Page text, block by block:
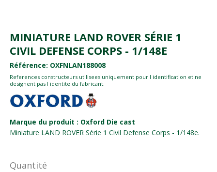
MINIATURE LAND ROVER SÉRIE 1
CIVIL DEFENSE CORPS - 1/148E
Référence: OXFNLAN188008
References constructeurs utilisees uniquement pour l identification et ne
designent pas l identite du fabricant.
Marque du produit : Oxford Die cast
Miniature LAND ROVER Série 1 Civil Defense Corps - 1/148e.
Quantité